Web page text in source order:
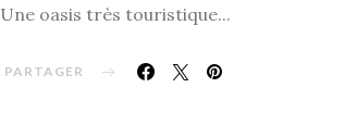
Une oasis très touristique...
PARTAGER